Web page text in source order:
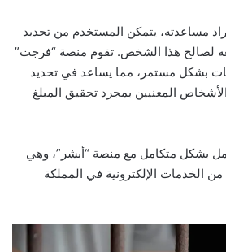
مساعدته، يتمكن المستخدم من تحديد
لصالح هذا الشخص. تقوم منصة “فرجت”
بشكل مستمر، مما يساعد في تحديد
المعنيين بمجرد تحقيق المبلغ
بشكل متكامل مع منصة “أبشر”، وهي
الخدمات الإلكترونية في المملكة